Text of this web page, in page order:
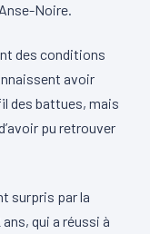
Noire.
des conditions
avoir
des battues, mais
pu retrouver
surpris par la
qui a réussi à